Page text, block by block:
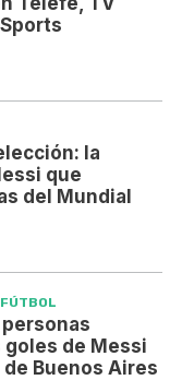
la
que
del Mundial
de Messi
de Buenos Aires